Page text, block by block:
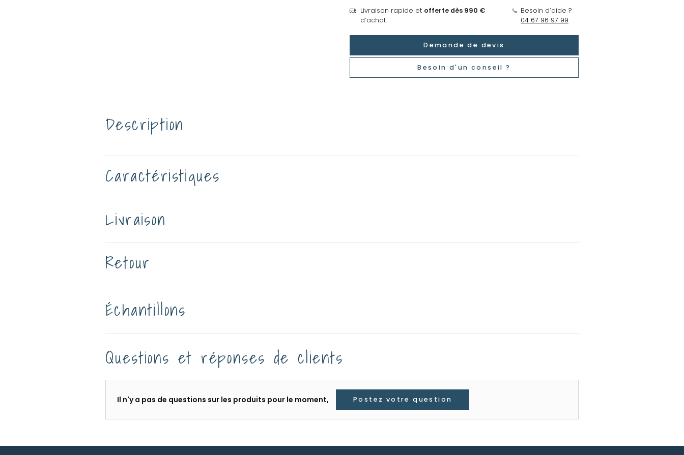
Livraison rapide et offerte dès 990 €
d’achat.
Besoin d’aide ?
04 67 96 97 99
Demande de devis
Besoin d'un conseil ?
Description
Caractéristiques
Livraison
Retour
Échantillons
Questions et réponses de clients
Il n'y a pas de questions sur les produits pour le moment, Postez votre question